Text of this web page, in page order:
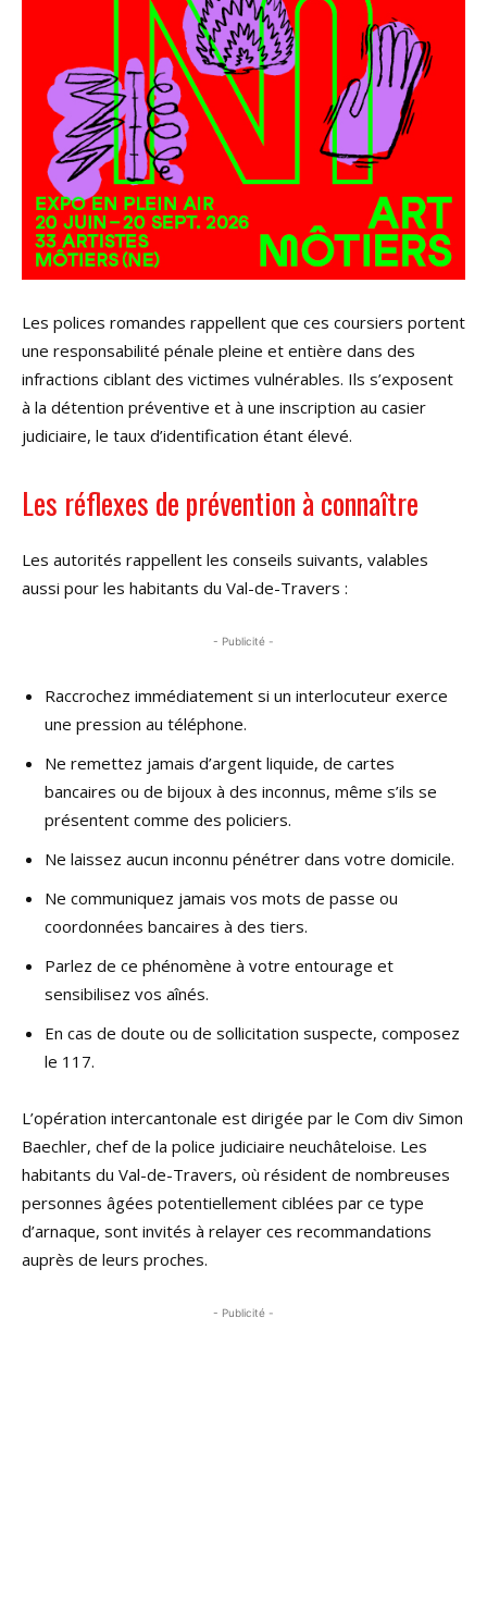
Les polices romandes rappellent que ces coursiers portent
une responsabilité pénale pleine et entière dans des
infractions ciblant des victimes vulnérables. Ils s’exposent
à la détention préventive et à une inscription au casier
judiciaire, le taux d’identification étant élevé.
Les réflexes de prévention à connaître
Les autorités rappellent les conseils suivants, valables
aussi pour les habitants du Val-de-Travers :
- Publicité -
Raccrochez immédiatement si un interlocuteur exerce
une pression au téléphone.
Ne remettez jamais d’argent liquide, de cartes
bancaires ou de bijoux à des inconnus, même s’ils se
présentent comme des policiers.
Ne laissez aucun inconnu pénétrer dans votre domicile.
Ne communiquez jamais vos mots de passe ou
coordonnées bancaires à des tiers.
Parlez de ce phénomène à votre entourage et
sensibilisez vos aînés.
En cas de doute ou de sollicitation suspecte, composez
le 117.
L’opération intercantonale est dirigée par le Com div Simon
Baechler, chef de la police judiciaire neuchâteloise. Les
habitants du Val-de-Travers, où résident de nombreuses
personnes âgées potentiellement ciblées par ce type
d’arnaque, sont invités à relayer ces recommandations
auprès de leurs proches.
- Publicité -